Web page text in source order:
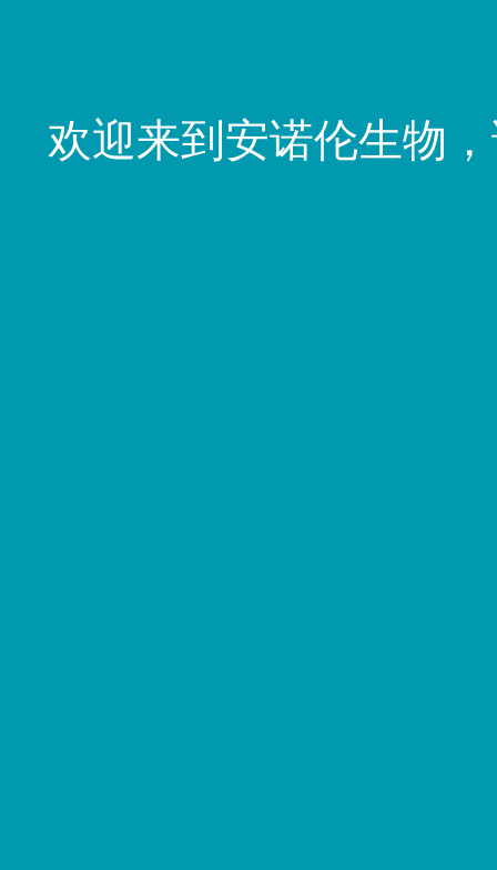
欢迎来到安诺伦生物